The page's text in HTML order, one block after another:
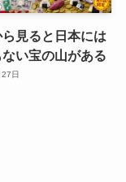
見ると日本には
い宝の山がある
日